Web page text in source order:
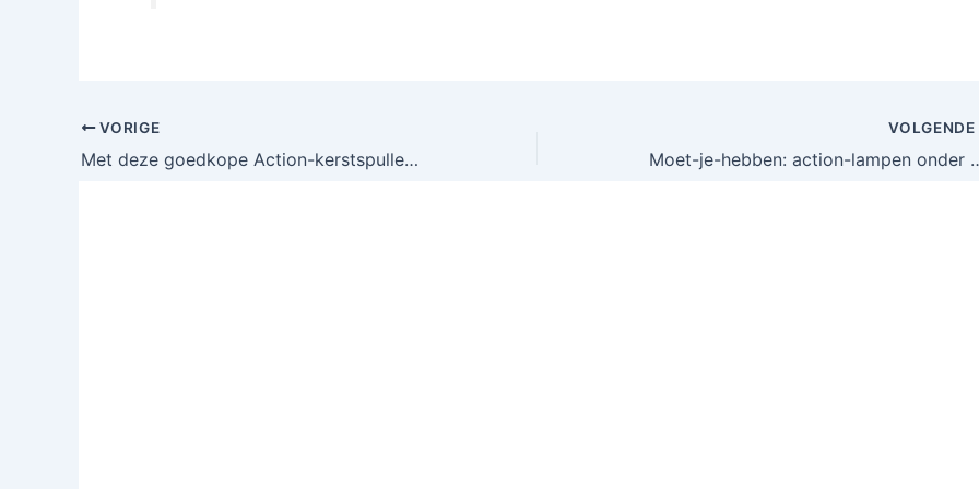
VORIGE
Met deze goedkope Action-kerstspullen maak je in no time een chique kerstdecoratie
VOLGENDE
Moet-je-hebben: